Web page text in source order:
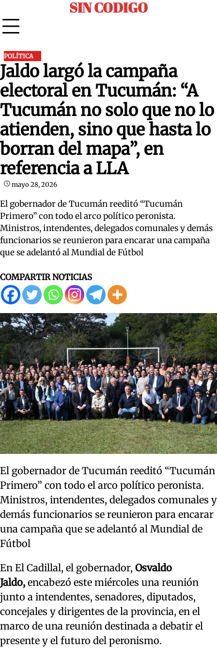
to
content
SIN CODIGO
POLÍTICA
Jaldo largó la campaña
electoral en Tucumán: “A
Tucumán no solo que no lo
atienden, sino que hasta lo
borran del mapa”, en
referencia a LLA
mayo 28, 2026
El gobernador de Tucumán reeditó “Tucumán
Primero” con todo el arco político peronista.
Ministros, intendentes, delegados comunales y demás
funcionarios se reunieron para encarar una campaña
que se adelantó al Mundial de Fútbol
COMPARTIR NOTICIAS
El gobernador de Tucumán reeditó “Tucumán
Primero” con todo el arco político peronista.
Ministros, intendentes, delegados comunales y
demás funcionarios se reunieron para encarar
una campaña que se adelantó al Mundial de
Fútbol
En El Cadillal, el gobernador, Osvaldo
Jaldo, encabezó este miércoles una reunión
junto a intendentes, senadores, diputados,
concejales y dirigentes de la provincia, en el
marco de una reunión destinada a debatir el
presente y el futuro del peronismo.